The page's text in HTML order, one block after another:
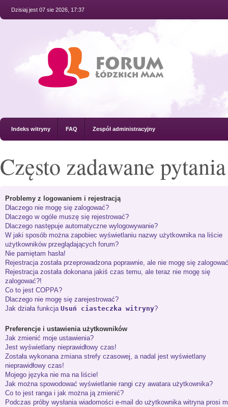
Dzisiaj jest 07 sie 2026, 17:37
Indeks witryny FAQ Zespół administracyjny
Często zadawane pytania
Problemy z logowaniem i rejestracją
Dlaczego nie mogę się zalogować?
Dlaczego w ogóle muszę się rejestrować?
Dlaczego następuje automatyczne wylogowywanie?
W jaki sposób można zapobiec wyświetlaniu nazwy użytkownika na liście
użytkowników przeglądających forum?
Nie pamiętam hasła!
Rejestracja została przeprowadzona poprawnie, ale nie mogę się
Rejestracja została dokonana jakiś czas temu, ale teraz nie mogę się
zalogować?!
Co to jest COPPA?
Dlaczego nie mogę się zarejestrować?
Jak działa funkcja Usuń ciasteczka witryny?
Preferencje i ustawienia użytkowników
Jak zmienić moje ustawienia?
Jest wyświetlany nieprawidłowy czas!
Została wykonana zmiana strefy czasowej, a nadal jest wyświetlany
nieprawidłowy czas!
Mojego języka nie ma na liście!
Jak można spowodować wyświetlanie rangi czy awatara użytkownika?
Co to jest ranga i jak można ją zmienić?
Podczas próby wysłania wiadomości e-mail do użytkownika witryna prosi